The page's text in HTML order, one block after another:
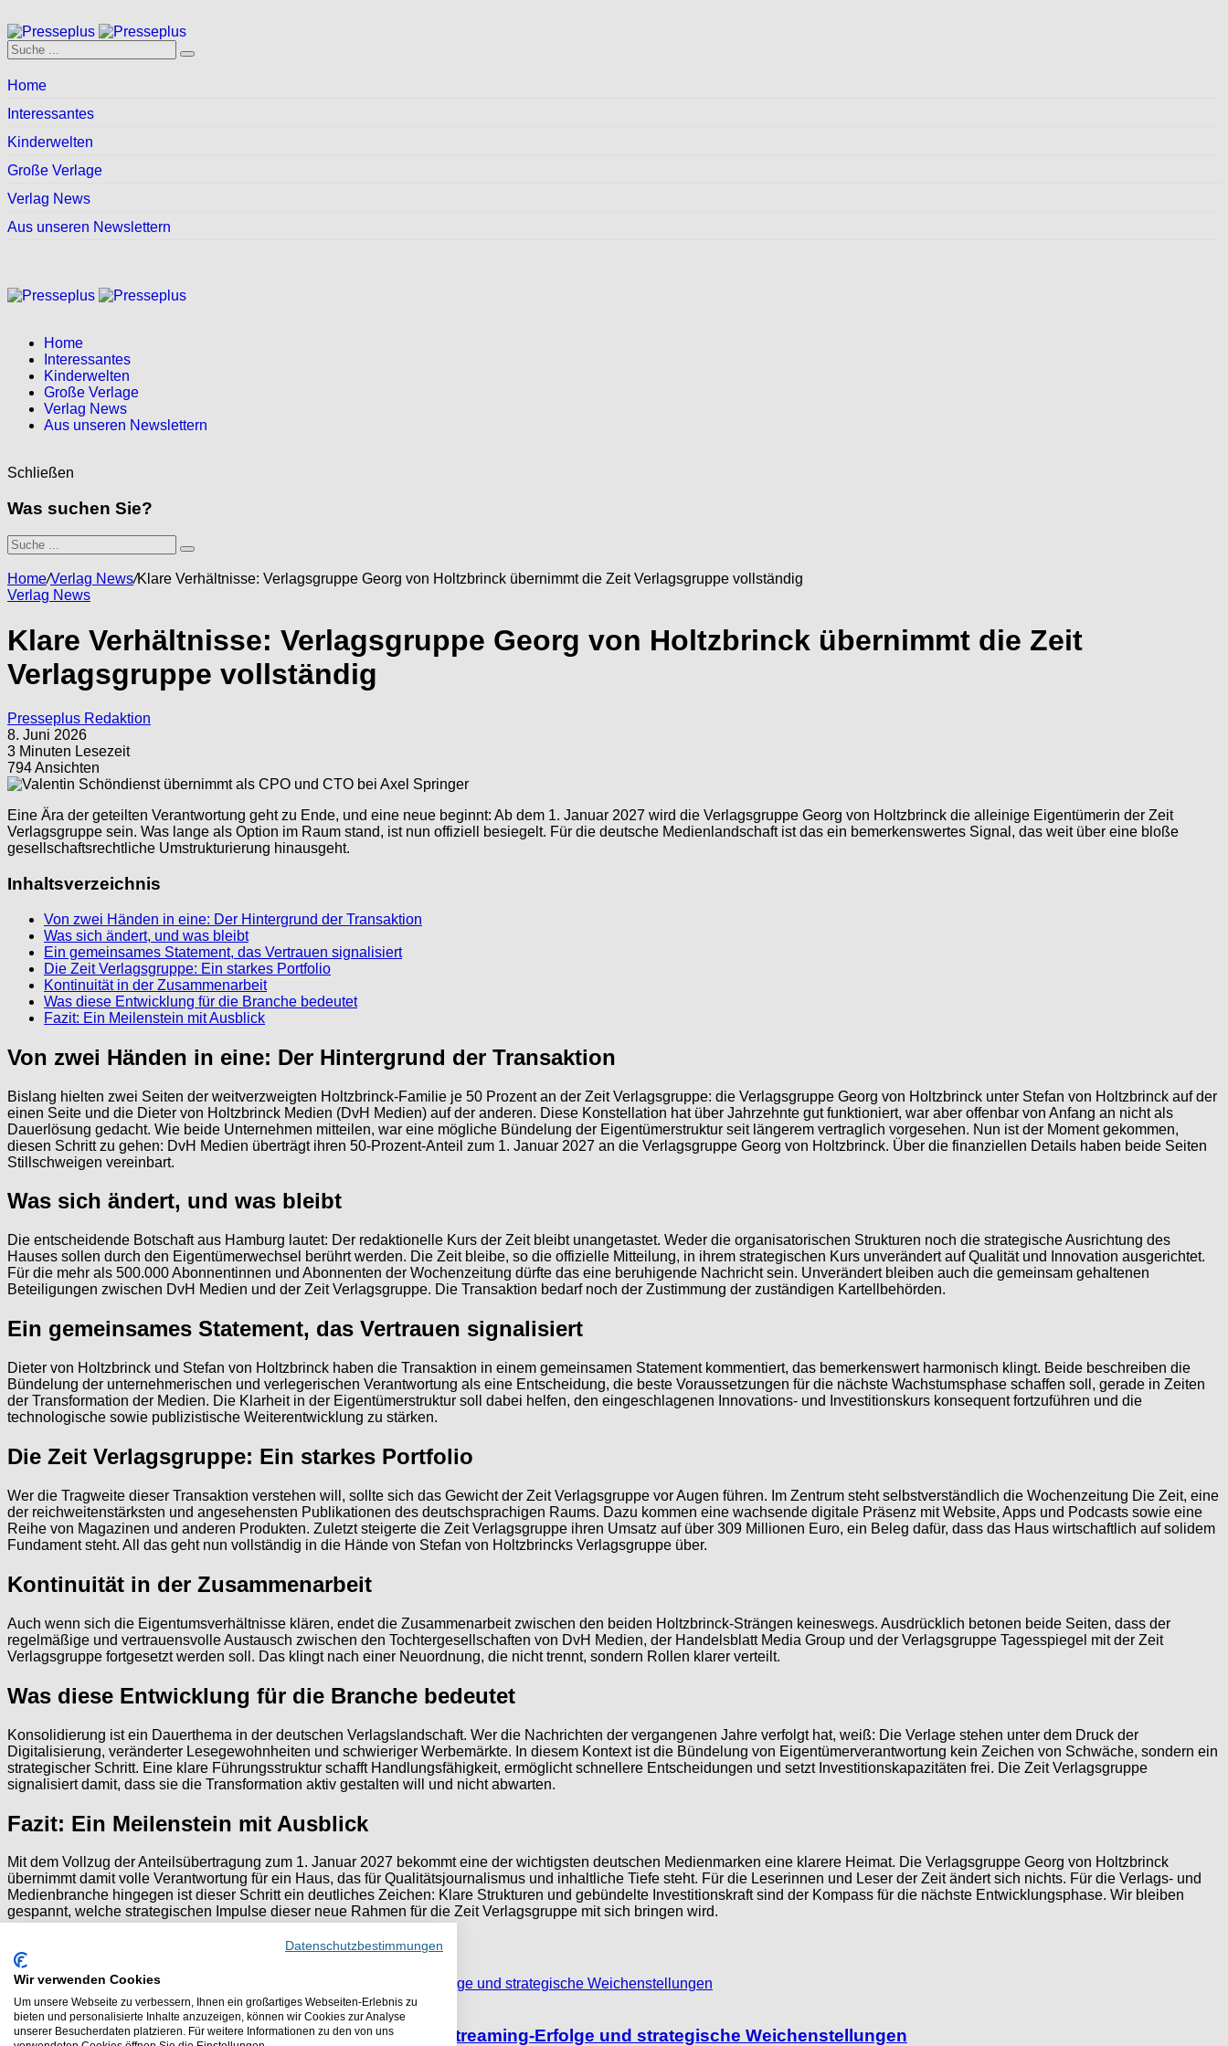
Home
Interessantes
Kinderwelten
Große Verlage
Verlag News
Aus unseren Newslettern
Home
Interessantes
Kinderwelten
Große Verlage
Verlag News
Aus unseren Newslettern
Schließen
Was suchen Sie?
Home/Verlag News/Klare Verhältnisse: Verlagsgruppe Georg von Holtzbrinck übernimmt die Zeit Verlagsgruppe vollständig
Verlag News
Klare Verhältnisse: Verlagsgruppe Georg von Holtzbrinck übernimmt die Zeit
Verlagsgruppe vollständig
Presseplus Redaktion
8. Juni 2026
3 Minuten Lesezeit
794 Ansichten
Eine Ära der geteilten Verantwortung geht zu Ende, und eine neue beginnt: Ab dem 1. Januar 2027 wird die Verlagsgruppe Georg von Holtzbrinck die alleinige Eigentümerin der Zeit
Verlagsgruppe sein. Was lange als Option im Raum stand, ist nun offiziell besiegelt. Für die deutsche Medienlandschaft ist das ein bemerkenswertes Signal, das weit über eine bloße
gesellschaftsrechtliche Umstrukturierung hinausgeht.
Inhaltsverzeichnis
Von zwei Händen in eine: Der Hintergrund der Transaktion
Was sich ändert, und was bleibt
Ein gemeinsames Statement, das Vertrauen signalisiert
Die Zeit Verlagsgruppe: Ein starkes Portfolio
Kontinuität in der Zusammenarbeit
Was diese Entwicklung für die Branche bedeutet
Fazit: Ein Meilenstein mit Ausblick
Von zwei Händen in eine: Der Hintergrund der Transaktion
Bislang hielten zwei Seiten der weitverzweigten Holtzbrinck-Familie je 50 Prozent an der Zeit Verlagsgruppe: die Verlagsgruppe Georg von Holtzbrinck unter Stefan von Holtzbrinck auf der
einen Seite und die Dieter von Holtzbrinck Medien (DvH Medien) auf der anderen. Diese Konstellation hat über Jahrzehnte gut funktioniert, war aber offenbar von Anfang an nicht als
Dauerlösung gedacht. Wie beide Unternehmen mitteilen, war eine mögliche Bündelung der Eigentümerstruktur seit längerem vertraglich vorgesehen. Nun ist der Moment gekommen,
diesen Schritt zu gehen: DvH Medien überträgt ihren 50-Prozent-Anteil zum 1. Januar 2027 an die Verlagsgruppe Georg von Holtzbrinck. Über die finanziellen Details haben beide Seiten
Stillschweigen vereinbart.
Was sich ändert, und was bleibt
Die entscheidende Botschaft aus Hamburg lautet: Der redaktionelle Kurs der Zeit bleibt unangetastet. Weder die organisatorischen Strukturen noch die strategische Ausrichtung des
Hauses sollen durch den Eigentümerwechsel berührt werden. Die Zeit bleibe, so die offizielle Mitteilung, in ihrem strategischen Kurs unverändert auf Qualität und Innovation ausgerichtet.
Für die mehr als 500.000 Abonnentinnen und Abonnenten der Wochenzeitung dürfte das eine beruhigende Nachricht sein. Unverändert bleiben auch die gemeinsam gehaltenen
Beteiligungen zwischen DvH Medien und der Zeit Verlagsgruppe. Die Transaktion bedarf noch der Zustimmung der zuständigen Kartellbehörden.
Ein gemeinsames Statement, das Vertrauen signalisiert
Dieter von Holtzbrinck und Stefan von Holtzbrinck haben die Transaktion in einem gemeinsamen Statement kommentiert, das bemerkenswert harmonisch klingt. Beide beschreiben die
Bündelung der unternehmerischen und verlegerischen Verantwortung als eine Entscheidung, die beste Voraussetzungen für die nächste Wachstumsphase schaffen soll, gerade in Zeiten
der Transformation der Medien. Die Klarheit in der Eigentümerstruktur soll dabei helfen, den eingeschlagenen Innovations- und Investitionskurs konsequent fortzuführen und die
technologische sowie publizistische Weiterentwicklung zu stärken.
Die Zeit Verlagsgruppe: Ein starkes Portfolio
Wer die Tragweite dieser Transaktion verstehen will, sollte sich das Gewicht der Zeit Verlagsgruppe vor Augen führen. Im Zentrum steht selbstverständlich die Wochenzeitung Die Zeit, eine
der reichweitenstärksten und angesehensten Publikationen des deutschsprachigen Raums. Dazu kommen eine wachsende digitale Präsenz mit Website, Apps und Podcasts sowie eine
Reihe von Magazinen und anderen Produkten. Zuletzt steigerte die Zeit Verlagsgruppe ihren Umsatz auf über 309 Millionen Euro, ein Beleg dafür, dass das Haus wirtschaftlich auf solidem
Fundament steht. All das geht nun vollständig in die Hände von Stefan von Holtzbrincks Verlagsgruppe über.
Kontinuität in der Zusammenarbeit
Auch wenn sich die Eigentumsverhältnisse klären, endet die Zusammenarbeit zwischen den beiden Holtzbrinck-Strängen keineswegs. Ausdrücklich betonen beide Seiten, dass der
regelmäßige und vertrauensvolle Austausch zwischen den Tochtergesellschaften von DvH Medien, der Handelsblatt Media Group und der Verlagsgruppe Tagesspiegel mit der Zeit
Verlagsgruppe fortgesetzt werden soll. Das klingt nach einer Neuordnung, die nicht trennt, sondern Rollen klarer verteilt.
Was diese Entwicklung für die Branche bedeutet
Konsolidierung ist ein Dauerthema in der deutschen Verlagslandschaft. Wer die Nachrichten der vergangenen Jahre verfolgt hat, weiß: Die Verlage stehen unter dem Druck der
Digitalisierung, veränderter Lesegewohnheiten und schwieriger Werbemärkte. In diesem Kontext ist die Bündelung von Eigentümerverantwortung kein Zeichen von Schwäche, sondern ein
strategischer Schritt. Eine klare Führungsstruktur schafft Handlungsfähigkeit, ermöglicht schnellere Entscheidungen und setzt Investitionskapazitäten frei. Die Zeit Verlagsgruppe
signalisiert damit, dass sie die Transformation aktiv gestalten will und nicht abwarten.
Fazit: Ein Meilenstein mit Ausblick
Mit dem Vollzug der Anteilsübertragung zum 1. Januar 2027 bekommt eine der wichtigsten deutschen Medienmarken eine klarere Heimat. Die Verlagsgruppe Georg von Holtzbrinck
übernimmt damit volle Verantwortung für ein Haus, das für Qualitätsjournalismus und inhaltliche Tiefe steht. Für die Leserinnen und Leser der Zeit ändert sich nichts. Für die Verlags- und
Medienbranche hingegen ist dieser Schritt ein deutliches Zeichen: Klare Strukturen und gebündelte Investitionskraft sind der Kompass für die nächste Entwicklungsphase. Wir bleiben
gespannt, welche strategischen Impulse dieser neue Rahmen für die Zeit Verlagsgruppe mit sich bringen wird.
Vorheriger Beitrag
Bertelsmann startet stark ins Jahr 2026: Wachstum, Streaming-Erfolge und strategische Weichenstellungen
Datenschutzbestimmungen
Wir verwenden Cookies
Um unsere Webseite zu verbessern, Ihnen ein großartiges Webseiten-Erlebnis zu
bieten und personalisierte Inhalte anzuzeigen, können wir Cookies zur Analyse
unserer Besucherdaten platzieren. Für weitere Informationen zu den von uns